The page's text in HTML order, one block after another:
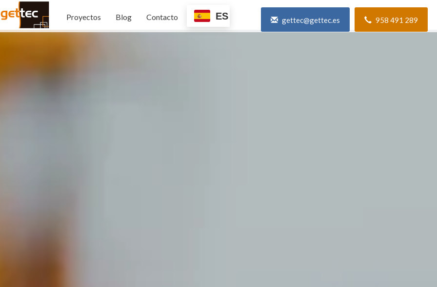
Proyectos Blog Contacto ES gettec@gettec.es 958 491 289